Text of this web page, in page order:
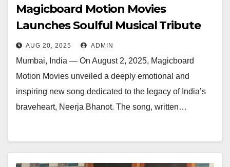
Magicboard Motion Movies
Launches Soulful Musical Tribute
To Neerja Bhanot Lyricist Madhu
Chandhock And Singer Ishita
Vishwakarma
AUG 20, 2025 ADMIN
Mumbai, India — On August 2, 2025, Magicboard
Motion Movies unveiled a deeply emotional and
inspiring new song dedicated to the legacy of India’s
braveheart, Neerja Bhanot. The song, written…